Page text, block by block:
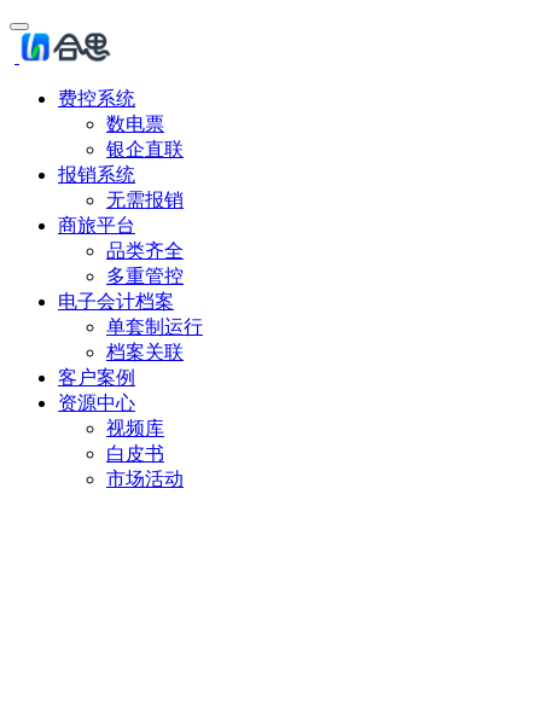
费控系统
数电票
银企直联
报销系统
无需报销
商旅平台
品类齐全
多重管控
电子会计档案
单套制运行
档案关联
客户案例
资源中心
视频库
白皮书
市场活动